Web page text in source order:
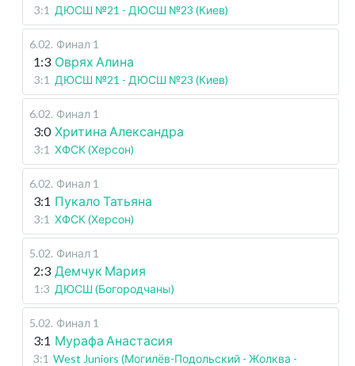
3:1 ДЮСШ №21 - ДЮСШ №23 (Киев)
6.02. Финал 1
1:3 Оврях Алина
3:1 ДЮСШ №21 - ДЮСШ №23 (Киев)
6.02. Финал 1
3:0 Хритина Александра
3:1 ХФСК (Херсон)
6.02. Финал 1
3:1 Пукало Татьяна
3:1 ХФСК (Херсон)
5.02. Финал 1
2:3 Демчук Мария
1:3 ДЮСШ (Богородчаны)
5.02. Финал 1
3:1 Мурафа Анастасия
3:1 West Juniors (Могилёв-Подольский - Жолква -